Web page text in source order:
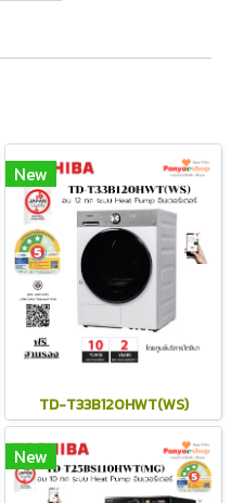
New
TD-T33B120HWT(WS)
New